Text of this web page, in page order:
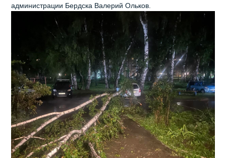
администрации Бердска Валерий Ольков.